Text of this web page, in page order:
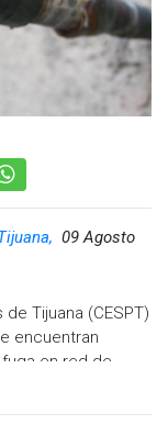
09 Agosto
Tijuana (CESPT)
encuentran
en red de
Capistrano.